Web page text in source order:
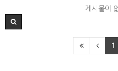
게시물이
1